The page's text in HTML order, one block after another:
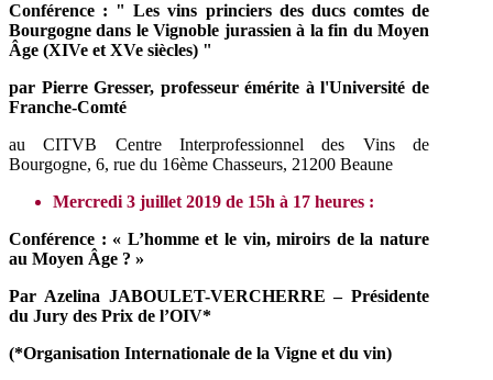
Conférence : " Les vins princiers des ducs comtes de
Bourgogne dans le Vignoble jurassien à la fin du Moyen
Âge (XIVe et XVe siècles) "
par Pierre Gresser, professeur émérite à l'Université de
Franche-Comté
au CITVB Centre Interprofessionnel des Vins de
Bourgogne, 6, rue du 16ème Chasseurs, 21200 Beaune
Mercredi 3 juillet 2019 de 15h à 17 heures :
Conférence : « L’homme et le vin, miroirs de la nature
au Moyen Âge ? »
Par Azelina JABOULET-VERCHERRE – Présidente
du Jury des Prix de l’OIV*
(*Organisation Internationale de la Vigne et du vin)